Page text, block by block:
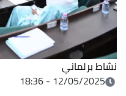
نشاط برلماني
12/05/2025 - 18:36